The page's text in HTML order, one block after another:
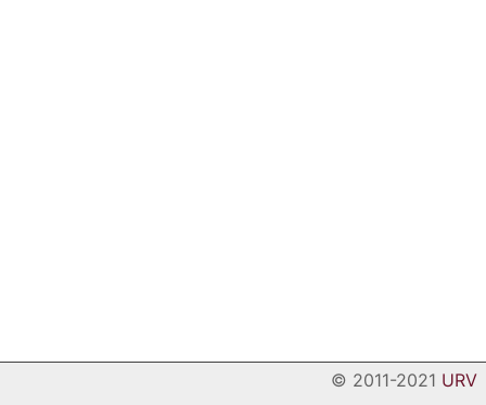
© 2011-2021 URV